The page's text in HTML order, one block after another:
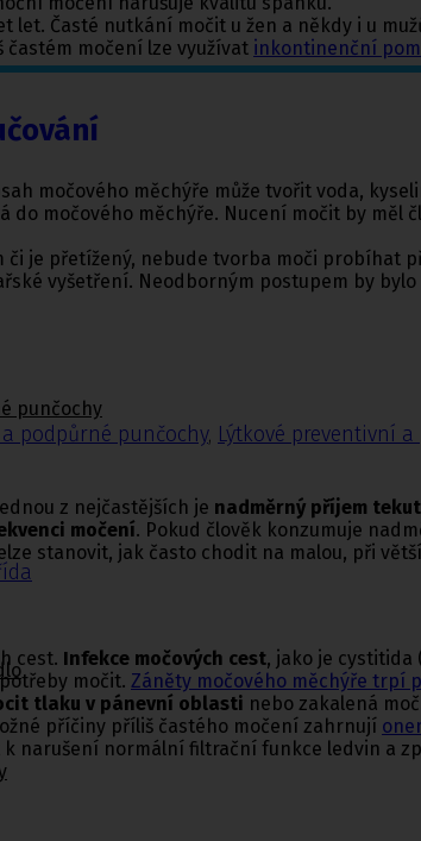
punčochy
podpůrné punčochy, Lýtkové preventivní
Časté nutkání močit u žen a někdy i u
močení lze využívat inkontinenční
močového měchýře může tvořit voda,
do močového měchýře. Nucení močit by
či je přetížený, nebude tvorba moči probíhat
vyšetření. Neodborným postupem by
z nejčastějších je nadměrný příjem
močení. Pokud člověk konzumuje
stanovit, jak často chodit na malou, při
cest. Infekce močových cest, jako je
močit. Záněty močového měchýře trpí
tlaku v pánevní oblasti nebo zakalená
příčiny příliš častého močení zahrnují
k narušení normální filtrační funkce ledvin a